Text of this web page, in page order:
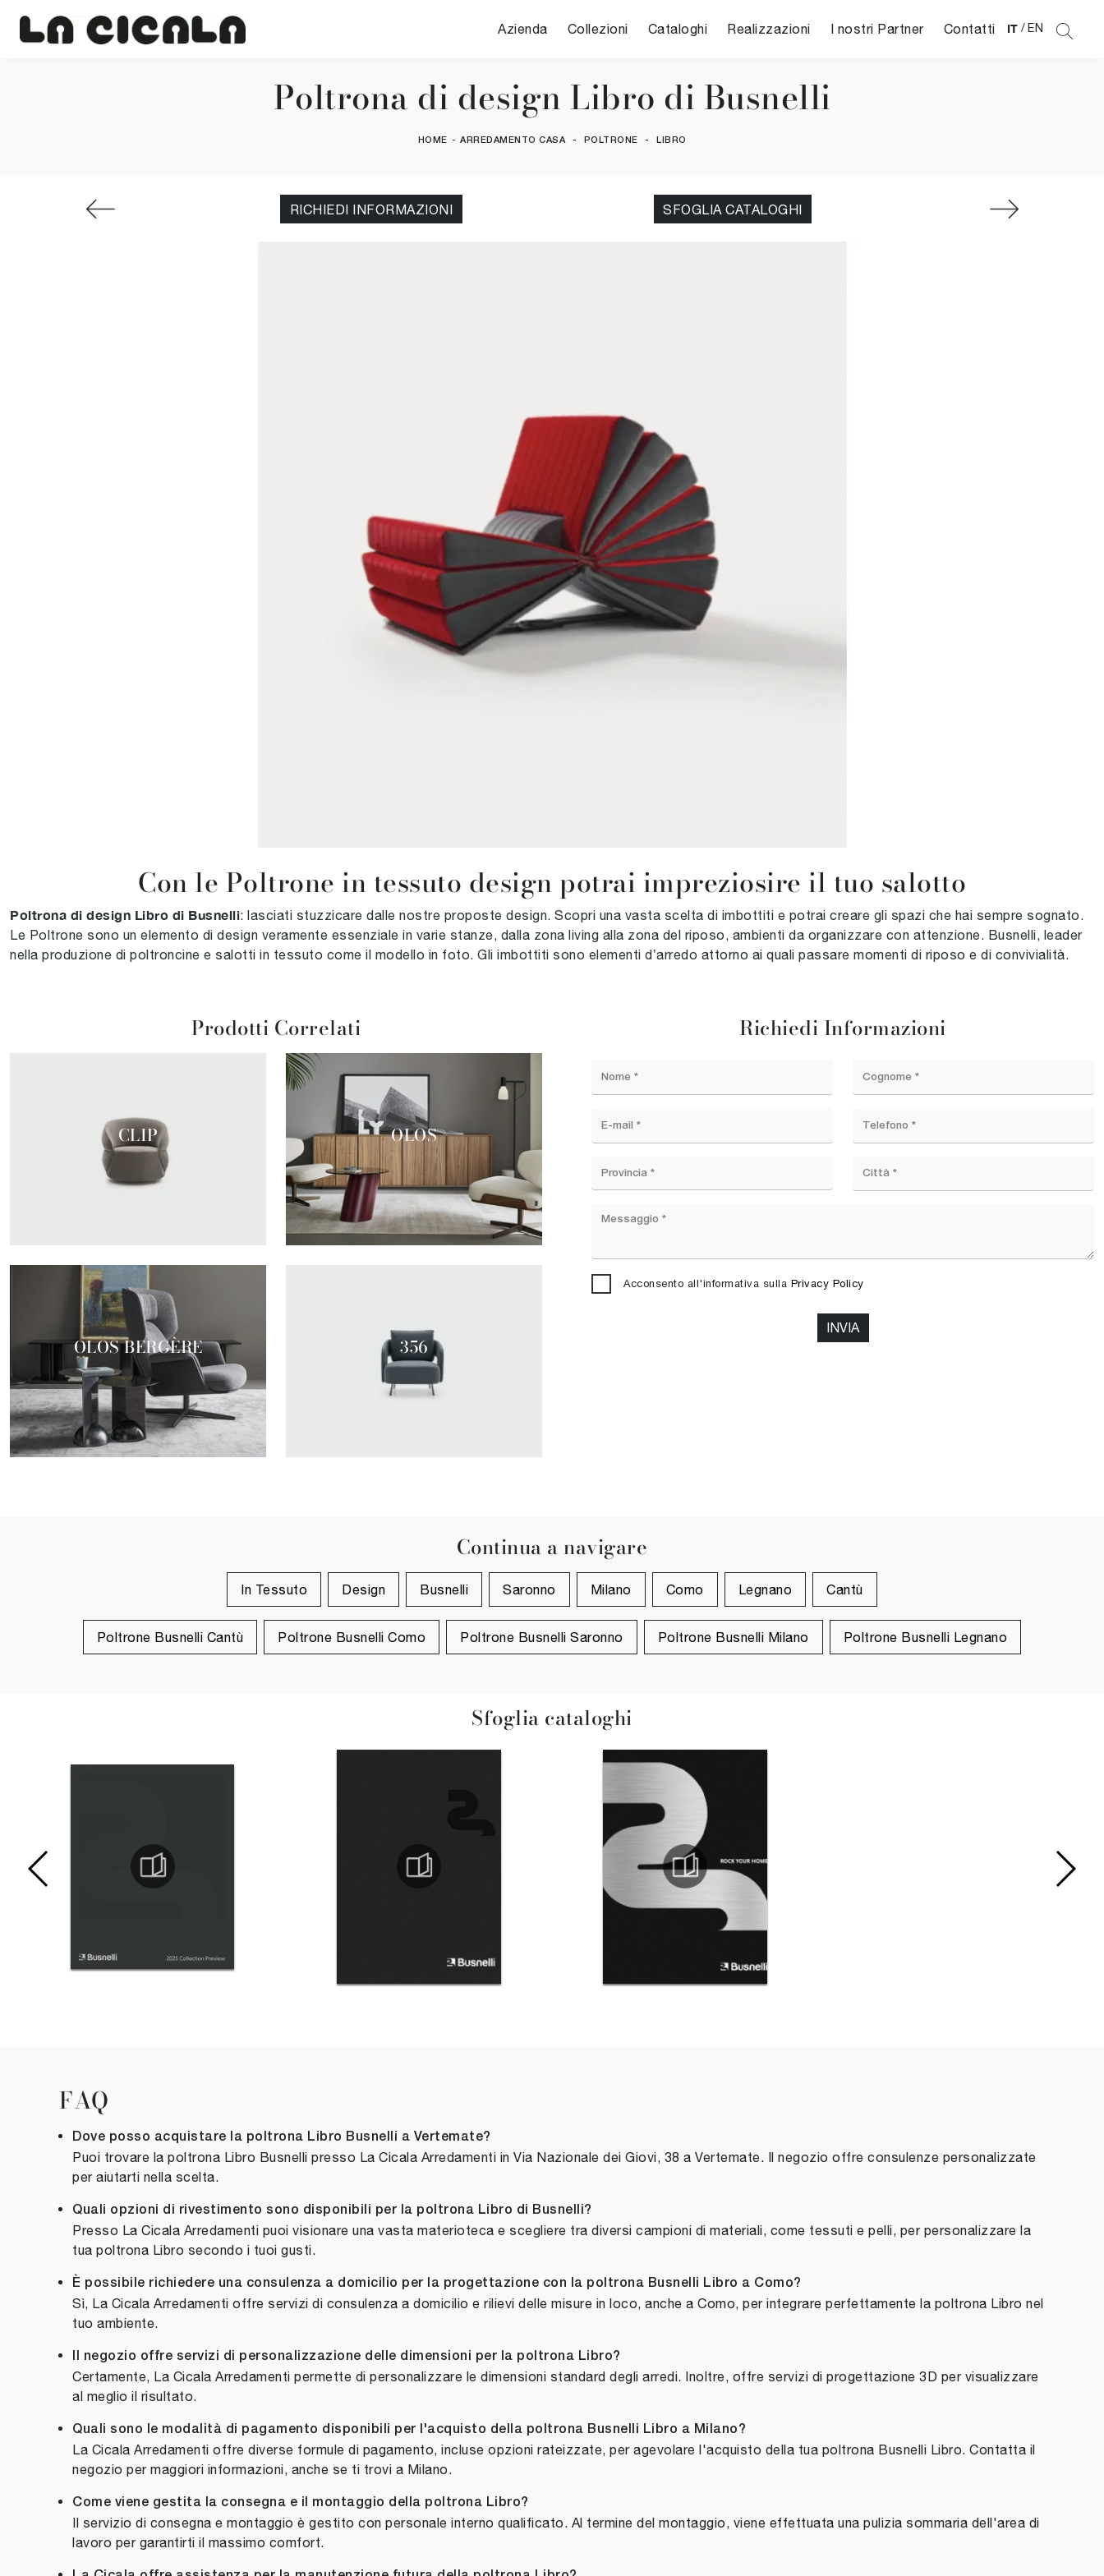
Azienda Collezioni Cataloghi Realizzazioni I nostri Partner Contatti IT / EN
Poltrona di design Libro di Busnelli
HOME - ARREDAMENTO CASA - POLTRONE - LIBRO
RICHIEDI INFORMAZIONI SFOGLIA CATALOGHI
Con le Poltrone in tessuto design potrai impreziosire il tuo salotto
Poltrona di design Libro di Busnelli: lasciati stuzzicare dalle nostre proposte design. Scopri una vasta scelta di imbottiti e potrai creare gli spazi che hai sempre sognato.
Le Poltrone sono un elemento di design veramente essenziale in varie stanze, dalla zona living alla zona del riposo, ambienti da organizzare con attenzione. Busnelli, leader
nella produzione di poltroncine e salotti in tessuto come il modello in foto. Gli imbottiti sono elementi d’arredo attorno ai quali passare momenti di riposo e di convivialità.
Prodotti Correlati
CLIP OLOS
OLOS BERGÈRE 356
Richiedi Informazioni
Acconsento all'informativa sulla Privacy Policy
INVIA
Continua a navigare
In Tessuto Design Busnelli Saronno Milano Como Legnano Cantù
Poltrone Busnelli Cantù Poltrone Busnelli Como Poltrone Busnelli Saronno Poltrone Busnelli Milano Poltrone Busnelli Legnano
Sfoglia cataloghi
FAQ
Dove posso acquistare la poltrona Libro Busnelli a Vertemate?
Puoi trovare la poltrona Libro Busnelli presso La Cicala Arredamenti in Via Nazionale dei Giovi, 38 a Vertemate. Il negozio offre consulenze personalizzate
per aiutarti nella scelta.
Quali opzioni di rivestimento sono disponibili per la poltrona Libro di Busnelli?
Presso La Cicala Arredamenti puoi visionare una vasta materioteca e scegliere tra diversi campioni di materiali, come tessuti e pelli, per personalizzare la
tua poltrona Libro secondo i tuoi gusti.
È possibile richiedere una consulenza a domicilio per la progettazione con la poltrona Busnelli Libro a Como?
Sì, La Cicala Arredamenti offre servizi di consulenza a domicilio e rilievi delle misure in loco, anche a Como, per integrare perfettamente la poltrona Libro nel
tuo ambiente.
Il negozio offre servizi di personalizzazione delle dimensioni per la poltrona Libro?
Certamente, La Cicala Arredamenti permette di personalizzare le dimensioni standard degli arredi. Inoltre, offre servizi di progettazione 3D per visualizzare
al meglio il risultato.
Quali sono le modalità di pagamento disponibili per l'acquisto della poltrona Busnelli Libro a Milano?
La Cicala Arredamenti offre diverse formule di pagamento, incluse opzioni rateizzate, per agevolare l'acquisto della tua poltrona Busnelli Libro. Contatta il
negozio per maggiori informazioni, anche se ti trovi a Milano.
Come viene gestita la consegna e il montaggio della poltrona Libro?
Il servizio di consegna e montaggio è gestito con personale interno qualificato. Al termine del montaggio, viene effettuata una pulizia sommaria dell'area di
lavoro per garantirti il massimo comfort.